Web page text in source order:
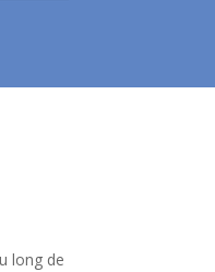
long de